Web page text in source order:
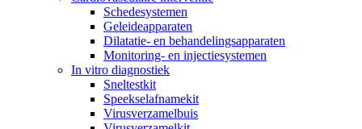
Schedesystemen
Geleideapparaten
Dilatatie- en behandelingsapparaten
Monitoring- en injectiesystemen
In vitro diagnostiek
Sneltestkit
Speekselafnamekit
Virusverzamelbuis